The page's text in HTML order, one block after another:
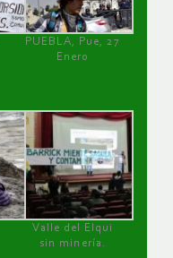
PUEBLA, Pue, 27
Enero
Valle del Elqui
sin minería.